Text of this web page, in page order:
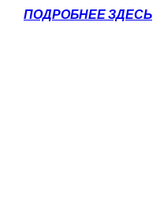
ПОДРОБНЕЕ ЗДЕСЬ